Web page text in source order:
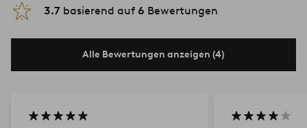
3.7 basierend auf 6 Bewertungen
Alle Bewertungen anzeigen (4)